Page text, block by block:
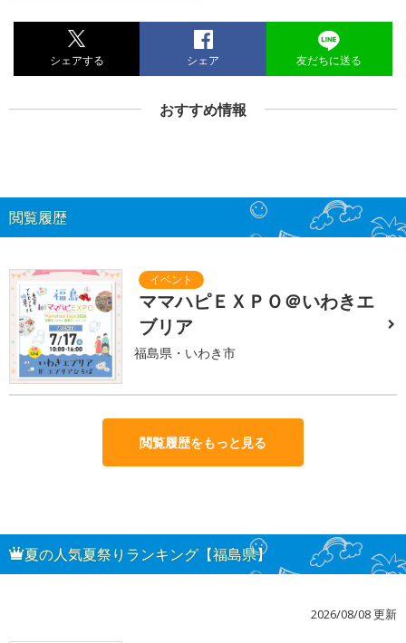
シェアする シェア 友だちに送る
おすすめ情報
閲覧履歴
ママハピＥＸＰＯ＠いわきエ
ブリア
福島県・いわき市
閲覧履歴をもっと見る
夏の人気夏祭りランキング【福島県】
2026/08/08 更新